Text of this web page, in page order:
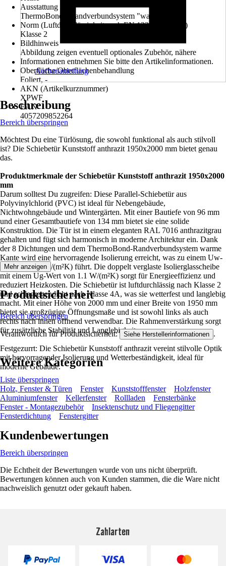
Ausstattung
ThermoBond - Randverbundsystem "warme Kante"
Norm (Luftdurchlässigkeit nach EN 12207:1999-11)
Klasse 2
Bildhinweis
Abbildung zeigen eventuell optionales Zubehör, nähere
Informationen entnehmen Sie bitte den Artikelinformationen.
Oberfläche/Oberflächenbehandlung
Foliert, -
AKN (Artikelkurznummer)
XPWF
EAN
4057209852264
Aufbauanleitung
Beschreibung
Bereich überspringen
Möchtest Du eine Türlösung, die sowohl funktional als auch stilvoll
ist? Die Schiebetür Kunststoff anthrazit 1950x2000 mm bietet genau
das.
Produktmerkmale der Schiebetür Kunststoff anthrazit 1950x2000
mm
Darum solltest Du zugreifen: Diese Parallel-Schiebetür aus
Polyvinylchlorid (PVC) ist ideal für Nebengebäude,
Nichtwohngebäude und Wintergärten. Mit einer Bautiefe von 96 mm
und einer Gesamtbautiefe von 134 mm bietet sie eine solide
Konstruktion. Die Tür ist in einem eleganten RAL 7016 anthrazitgrau
gehalten und fügt sich harmonisch in moderne Architektur ein. Dank
der 8 Dichtungen und dem ThermoBond-Randverbundsystem warme
Kante wird eine hervorragende Isolierung erreicht, was zu einem Uw-
Wert von 1.4 W/(m²K) führt. Die doppelt verglaste Isolierglasscheibe
mit einem Ug-Wert von 1.1 W/(m²K) sorgt für Energieeffizienz und
reduziert Heizkosten. Die Schiebetür ist luftdurchlässig nach Klasse 2
und schlagregendicht nach Klasse 4A, was sie wetterfest und langlebig
macht. Mit einer Höhe von 2000 mm und einer Breite von 1950 mm
bietet sie großzügige Öffnungsmaße und ist sowohl links als auch
rechts nach innen öffnend verwendbar. Die Rahmenverstärkung sorgt
für zusätzliche Stabilität und Langlebigkeit.
Festgezurrt: Die Schiebetür Kunststoff anthrazit vereint stilvolle Optik
mit hervorragender Isolierung und Wetterbeständigkeit, ideal für
moderne Gebäude.
Mehr anzeigen
Produktsicherheit
Bereich überspringen
Verantwortlich für Produktsicherheit: Siehe Herstellerinformationen .
Weitere Kategorien
Liste überspringen
Holz, Fenster & Türen
Fenster Kunststofffenster
Holzfenster
Aluminiumfenster
Kellerfenster Rollladen
Fensterbänke
Fenster - Montagezubehör
Insektenschutz und Fliegengitter
Fensterdichtung
Fenstergitter
Kundenbewertungen
Bereich überspringen
Die Echtheit der Bewertungen wurde von uns nicht überprüft.
Bewertungen können auch von Kunden stammen, die die Ware nicht
nachweislich genutzt oder gekauft haben.
Zahlarten